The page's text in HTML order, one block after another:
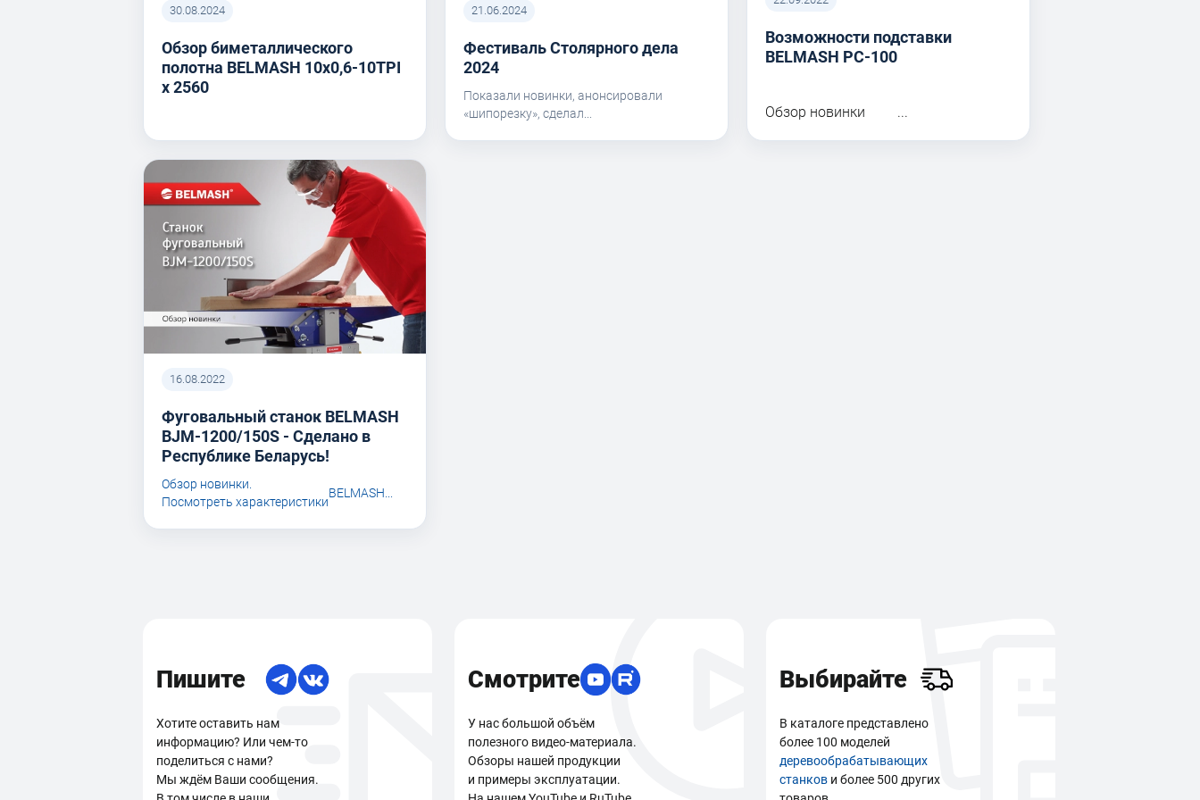
30.08.2024
Обзор биметаллического
полотна BELMASH 10x0,6-10TPI
x 2560
21.06.2024
Фестиваль Столярного дела
2024
Показали новинки, анонсировали
«шипорезку», сделал...
Возможности подставки
BELMASH PC-100
Обзор новинки ...
16.08.2022
Фуговальный станок BELMASH
BJM-1200/150S - Сделано в
Республике Беларусь!
Обзор новинки.
Посмотреть характеристики
BELMASH...
Пишите
Хотите оставить нам
информацию? Или чем-то
поделиться с нами?
Мы ждём Ваши сообщения.
Смотрите
У нас большой объём
полезного видео-материала.
Обзоры нашей продукции
и примеры эксплуатации.
Выбирайте
В каталоге представлено
более 100 моделей
деревообрабатывающих
станкови более 500 других